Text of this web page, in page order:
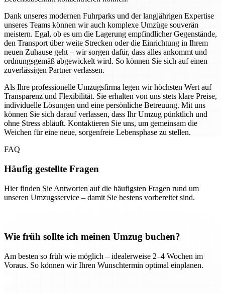
Dank unseres modernen Fuhrparks und der langjährigen Expertise
unseres Teams können wir auch komplexe Umzüge souverän
meistern. Egal, ob es um die Lagerung empfindlicher Gegenstände,
den Transport über weite Strecken oder die Einrichtung in Ihrem
neuen Zuhause geht – wir sorgen dafür, dass alles ankommt und
ordnungsgemäß abgewickelt wird. So können Sie sich auf einen
zuverlässigen Partner verlassen.
Als Ihre professionelle Umzugsfirma legen wir höchsten Wert auf
Transparenz und Flexibilität. Sie erhalten von uns stets klare Preise,
individuelle Lösungen und eine persönliche Betreuung. Mit uns
können Sie sich darauf verlassen, dass Ihr Umzug pünktlich und
ohne Stress abläuft. Kontaktieren Sie uns, um gemeinsam die
Weichen für eine neue, sorgenfreie Lebensphase zu stellen.
FAQ
Häufig gestellte Fragen
Hier finden Sie Antworten auf die häufigsten Fragen rund um
unseren Umzugsservice – damit Sie bestens vorbereitet sind.
Wie früh sollte ich meinen Umzug buchen?
Am besten so früh wie möglich – idealerweise 2–4 Wochen im
Voraus. So können wir Ihren Wunschtermin optimal einplanen.